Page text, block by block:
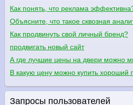
Как понять, что реклама
Объясните, что такое сквозная
Как продвинуть свой личный бренд?
продвигать новый сайт
А где лучшие цены на двери можно
В какую цену можно купить хороший
Запросы пользователей